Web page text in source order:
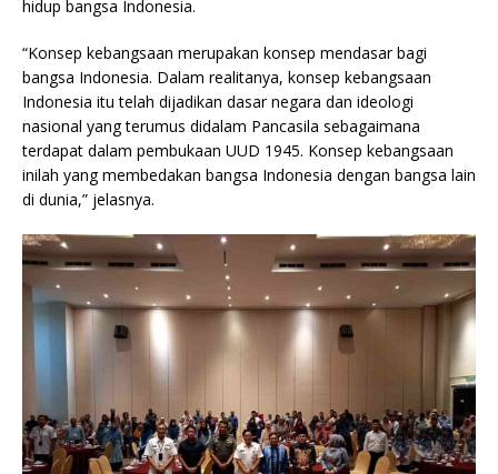
hidup bangsa Indonesia.
“Konsep kebangsaan merupakan konsep mendasar bagi
bangsa Indonesia. Dalam realitanya, konsep kebangsaan
Indonesia itu telah dijadikan dasar negara dan ideologi
nasional yang terumus didalam Pancasila sebagaimana
terdapat dalam pembukaan UUD 1945. Konsep kebangsaan
inilah yang membedakan bangsa Indonesia dengan bangsa lain
di dunia,” jelasnya.